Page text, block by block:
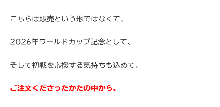
こちらは販売という形ではなくて、
2026年ワールドカップ記念として、
そして初戦を応援する気持ちも込めて、
ご注文くださったかたの中から、